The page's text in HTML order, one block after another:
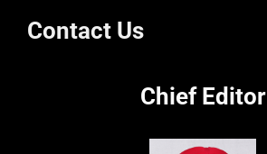
Contact Us
Chief Editor